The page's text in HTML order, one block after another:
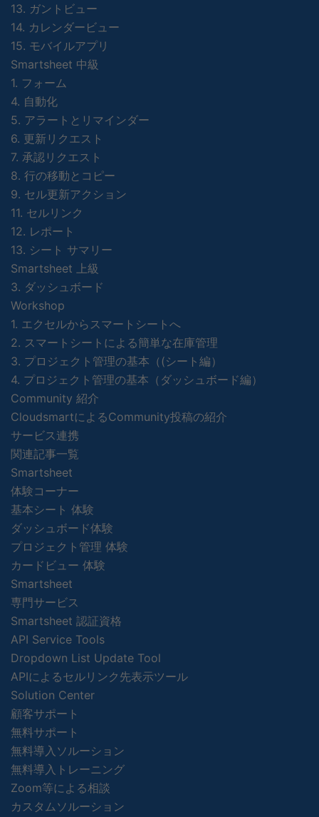
13. ガントビュー
14. カレンダービュー
15. モバイルアプリ
Smartsheet 中級
1. フォーム
4. 自動化
5. アラートとリマインダー
6. 更新リクエスト
7. 承認リクエスト
8. 行の移動とコピー
9. セル更新アクション
11. セルリンク
12. レポート
13. シート サマリー
Smartsheet 上級
3. ダッシュボード
Workshop
1. エクセルからスマートシートへ
2. スマートシートによる簡単な在庫管理
3. プロジェクト管理の基本（(シート編）
4. プロジェクト管理の基本（ダッシュボード編）
Community 紹介
CloudsmartによるCommunity投稿の紹介
サービス連携
関連記事一覧
Smartsheet
体験コーナー
基本シート 体験
ダッシュボード体験
プロジェクト管理 体験
カードビュー 体験
Smartsheet
専門サービス
Smartsheet 認証資格
API Service Tools
Dropdown List Update Tool
APIによるセルリンク先表示ツール
Solution Center
顧客サポート
無料サポート
無料導入ソルーション
無料導入トレーニング
Zoom等による相談
カスタムソルーション